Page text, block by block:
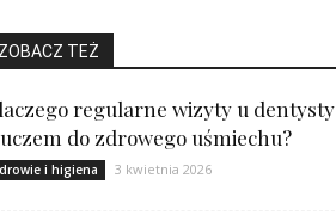
ZOBACZ TEŻ
regularne wizyty u dentysty
do zdrowego uśmiechu?
i higiena 3 kwietnia 2026